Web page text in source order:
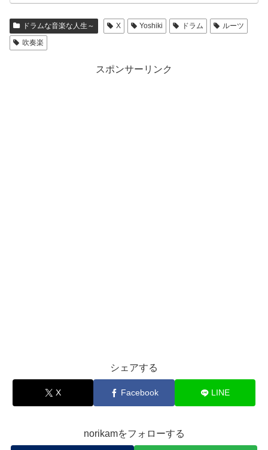
ドラムな音楽な人生～ X Yoshiki ドラム
ルーツ
吹奏楽
スポンサーリンク
シェアする
X Facebook LINE
norikamをフォローする